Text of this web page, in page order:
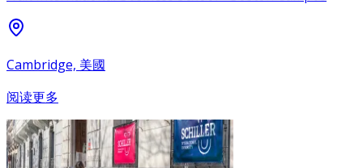
Cambridge, 美國
阅读更多